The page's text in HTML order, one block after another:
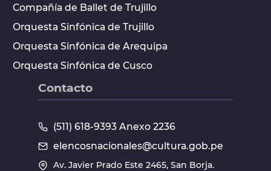
Compañía de Ballet de Trujillo
Orquesta Sinfónica de Trujillo
Orquesta Sinfónica de Arequipa
Orquesta Sinfónica de Cusco
Contacto
(511) 618-9393 Anexo 2236
elencosnacionales@cultura.gob.pe
Av. Javier Prado Este 2465, San Borja.